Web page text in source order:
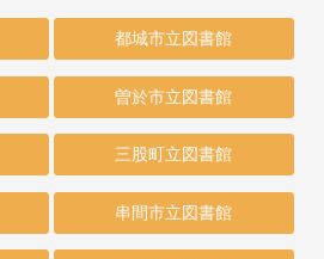
都城市立図書館
曽於市立図書館
三股町立図書館
串間市立図書館